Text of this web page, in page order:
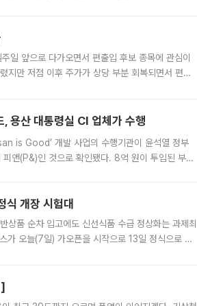
일 앞으로 다가오면서 편출입 후보 종목에 관심이
지만 저점 이후 주가가 상당 부분 회복되면서 편입
산 대통령실 CI 업체가 수행
is Good’ 개발 사업의 수행기관이 윤석열 정부
앤(P&)인 것으로 확인됐다. 8억 원이 투입된 부산
식 개장 시험대
품 순차 입고에도 신선식품 수급 정상화는 과제최
가 오늘(7일) 가오픈을 시작으로 13일 정식으로 재